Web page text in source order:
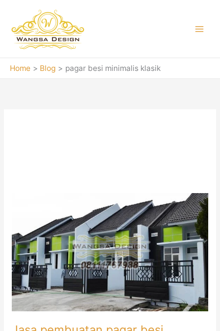
content
Home Blog pagar besi minimalis klasik
besi
Minimalis
Jakarta